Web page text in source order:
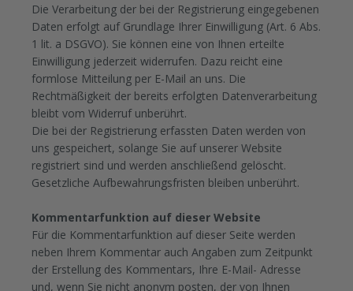
Die Verarbeitung der bei der Registrierung eingegebenen
Daten erfolgt auf Grundlage Ihrer Einwilligung (Art. 6 Abs.
1 lit. a DSGVO). Sie können eine von Ihnen erteilte
Einwilligung jederzeit widerrufen. Dazu reicht eine
formlose Mitteilung per E-Mail an uns. Die
Rechtmäßigkeit der bereits erfolgten Datenverarbeitung
bleibt vom Widerruf unberührt.
Die bei der Registrierung erfassten Daten werden von
uns gespeichert, solange Sie auf unserer Website
registriert sind und werden anschließend gelöscht.
Gesetzliche Aufbewahrungsfristen bleiben unberührt.
Kommentarfunktion auf dieser Website
Für die Kommentarfunktion auf dieser Seite werden
neben Ihrem Kommentar auch Angaben zum Zeitpunkt
der Erstellung des Kommentars, Ihre E-Mail- Adresse
und, wenn Sie nicht anonym posten, der von Ihnen